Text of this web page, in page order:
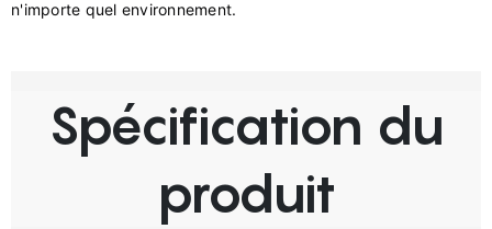
Spécification du
produit